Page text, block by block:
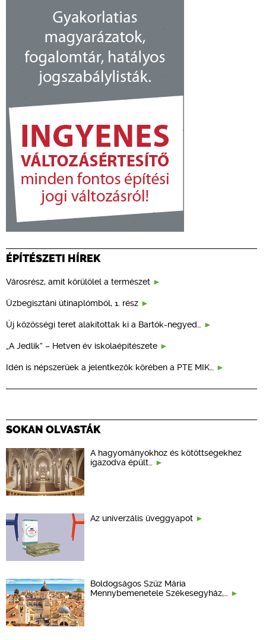
ÉPÍTÉSZETI HÍREK
Városrész, amit körülölel a természet
Üzbegisztáni útinaplómból, 1. rész
Új közösségi teret alakítottak ki a Bartók-negyed…
„A Jedlik” – Hetven év iskolaépítészete
Idén is népszerűek a jelentkezők körében a PTE MIK…
SOKAN OLVASTÁK
A hagyományokhoz és kötöttségekhez
igazodva épült…
Az univerzális üveggyapot
Boldogságos Szűz Mária
Mennybemenetele Székesegyház,…